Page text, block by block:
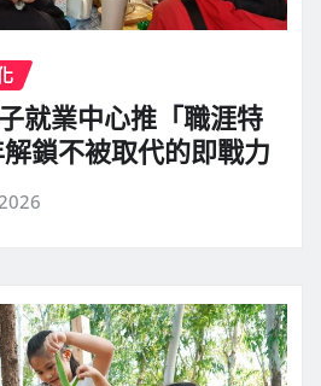
就業中心推「職涯特
鎖不被取代的即戰力